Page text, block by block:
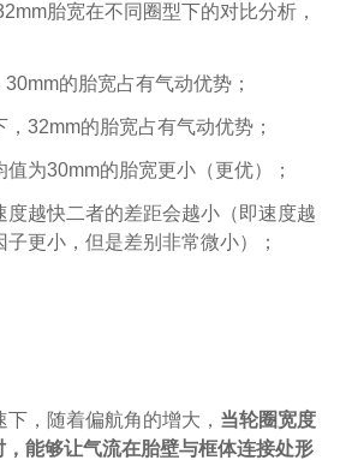
胎宽在不同圈型下的对比分析，
的胎宽占有气动优势；
，32mm的胎宽占有气动优势；
为30mm的胎宽更小（更优）；
度越快二者的差距会越小（即速度越
更小，但是差别非常微小）；
，随着偏航角的增大， 当轮圈宽度
，能够让气流在胎壁与框体连接处形